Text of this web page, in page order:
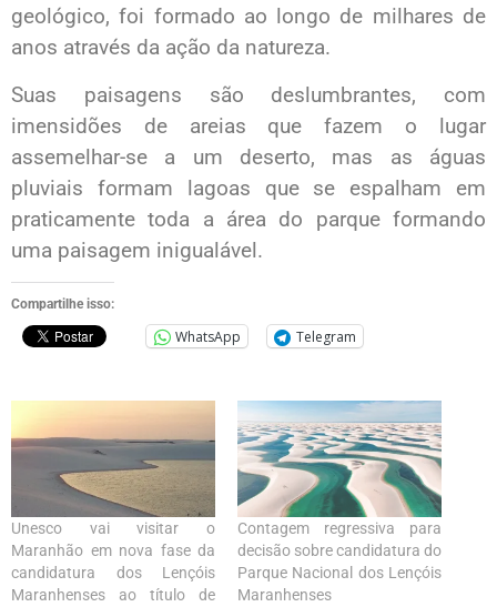
geológico, foi formado ao longo de milhares de
anos através da ação da natureza.
Suas paisagens são deslumbrantes, com
imensidões de areias que fazem o lugar
assemelhar-se a um deserto, mas as águas
pluviais formam lagoas que se espalham em
praticamente toda a área do parque formando
uma paisagem inigualável.
Compartilhe isso:
WhatsApp Telegram
Unesco vai visitar o
Maranhão em nova fase da
candidatura dos Lençóis
Maranhenses ao título de
Contagem regressiva para
decisão sobre candidatura do
Parque Nacional dos Lençóis
Maranhenses